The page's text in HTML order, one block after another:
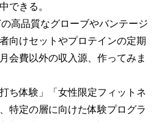
できる。
高品質なグローブやバンテージ
向けセットやプロテインの定期
会費以外の収入源、作ってみま
ち体験」「女性限定フィットネ
特定の層に向けた体験プログラ